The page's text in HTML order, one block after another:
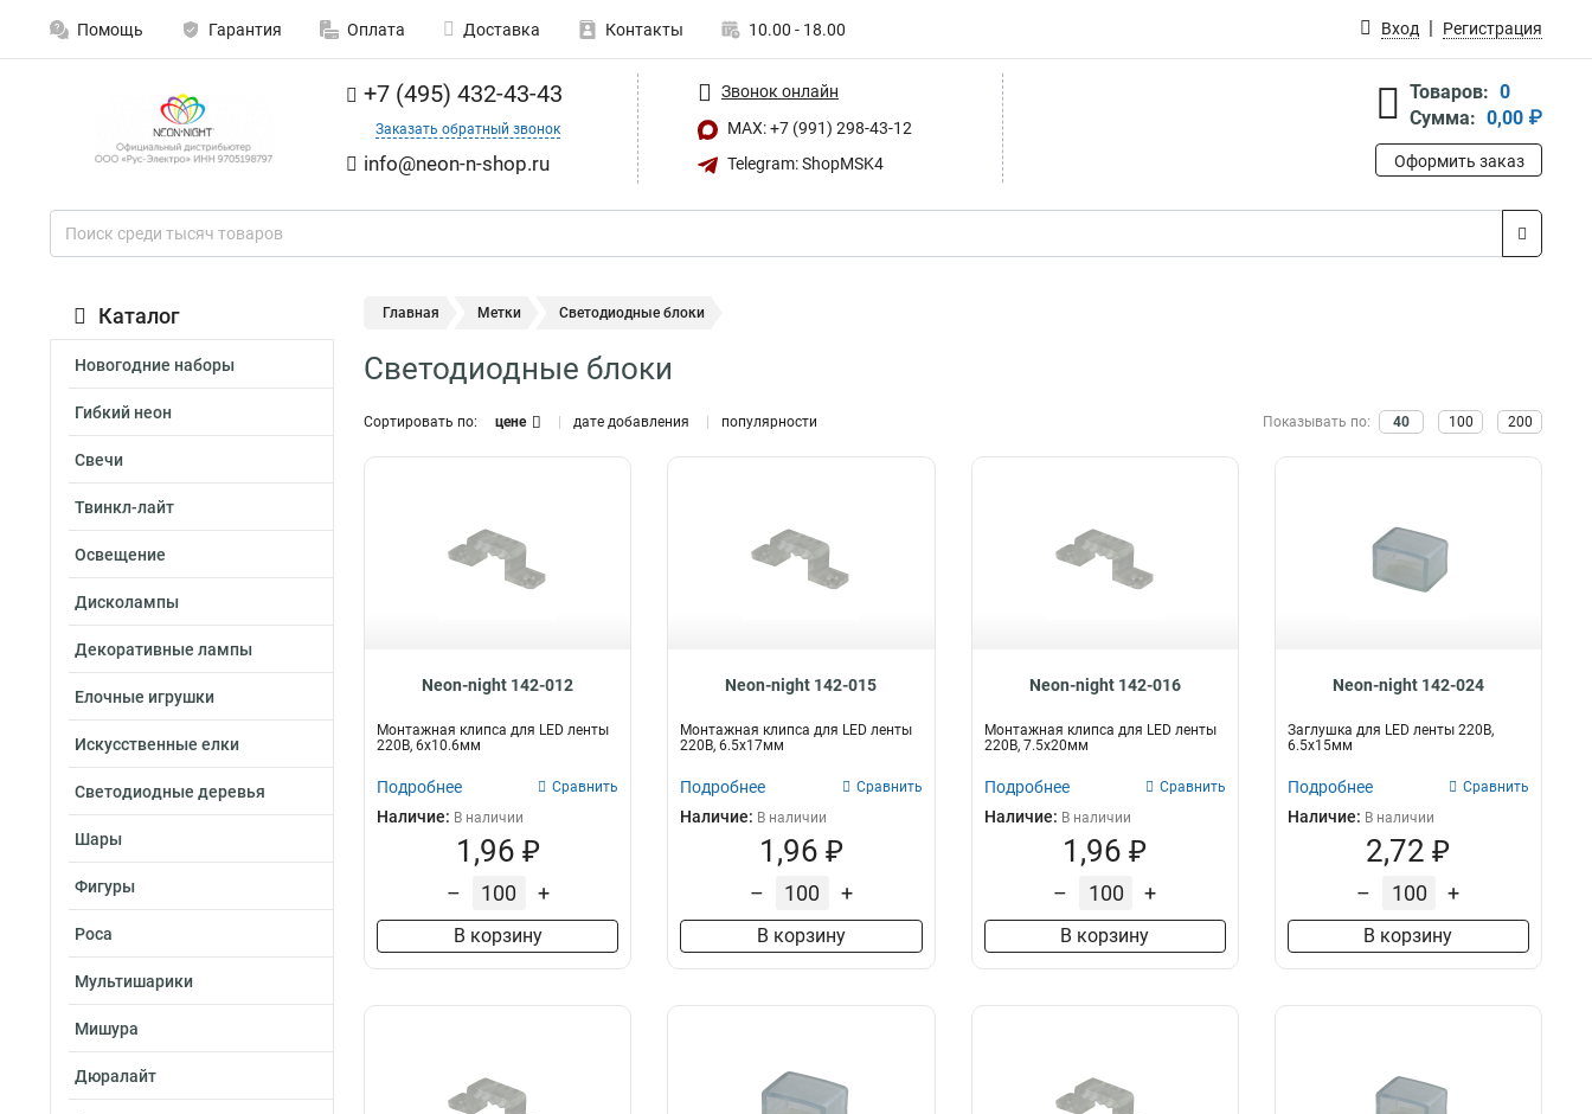
Помощь Гарантия Оплата Доставка Контакты 10.00 - 18.00 Вход Регистрация
+7 (495) 432-43-43
Заказать обратный звонок
info@neon-n-shop.ru
Звонок онлайн
MAX: +7 (991) 298-43-12
Telegram: ShopMSK4
Товаров: 0
Сумма: 0,00 ₽
Оформить заказ
Каталог
Новогодние наборы
Гибкий неон
Свечи
Твинкл-лайт
Освещение
Дисколампы
Декоративные лампы
Елочные игрушки
Искусственные елки
Светодиодные деревья
Шары
Фигуры
Роса
Мультишарики
Мишура
Дюралайт
Главная Метки Светодиодные блоки
Светодиодные блоки
Сортировать по: цене дате добавления популярности Показывать по: 40 100 200
Neon-night 142-012
Монтажная клипса для LED ленты
220В, 6x10.6мм
Подробнее Сравнить
Наличие: В наличии
1,96 ₽
– +
В корзину
Neon-night 142-015
Монтажная клипса для LED ленты
220В, 6.5x17мм
Подробнее Сравнить
Наличие: В наличии
1,96 ₽
– +
В корзину
Neon-night 142-016
Монтажная клипса для LED ленты
220В, 7.5x20мм
Подробнее Сравнить
Наличие: В наличии
1,96 ₽
– +
В корзину
Neon-night 142-024
Заглушка для LED ленты 220В,
6.5x15мм
Подробнее Сравнить
Наличие: В наличии
2,72 ₽
– +
В корзину